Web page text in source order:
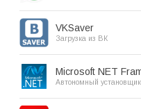
VKSaver
Загрузка из ВК
Microsoft NET
Автономный установщик